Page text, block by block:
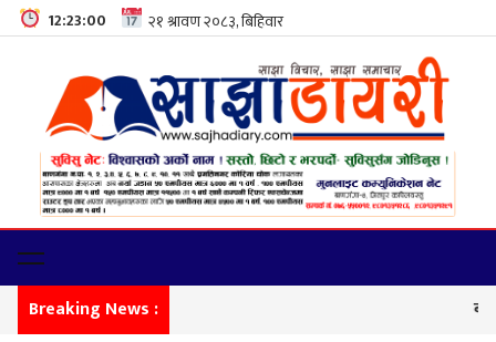
12:23:01
Breaking News :